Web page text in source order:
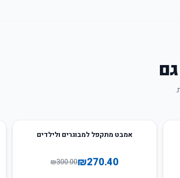
אמבט מתקפל למבוגרים ולילדים
₪270.40
₪300.00